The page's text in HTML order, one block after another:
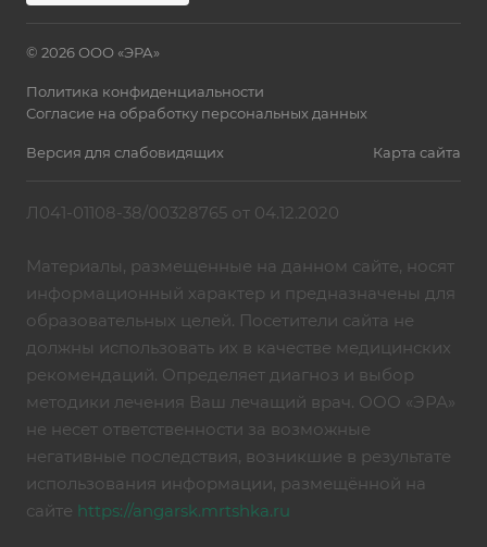
© 2026 ООО «ЭРА»
Политика конфиденциальности
Согласие на обработку персональных данных
Версия для слабовидящих Карта сайта
Л041-01108-38/00328765 от 04.12.2020
Материалы, размещенные на данном сайте, носят
информационный характер и предназначены для
образовательных целей. Посетители сайта не
должны использовать их в качестве медицинских
рекомендаций. Определяет диагноз и выбор
методики лечения Ваш лечащий врач. ООО «ЭРА»
не несет ответственности за возможные
негативные последствия, возникшие в результате
использования информации, размещённой на
сайте https://angarsk.mrtshka.ru